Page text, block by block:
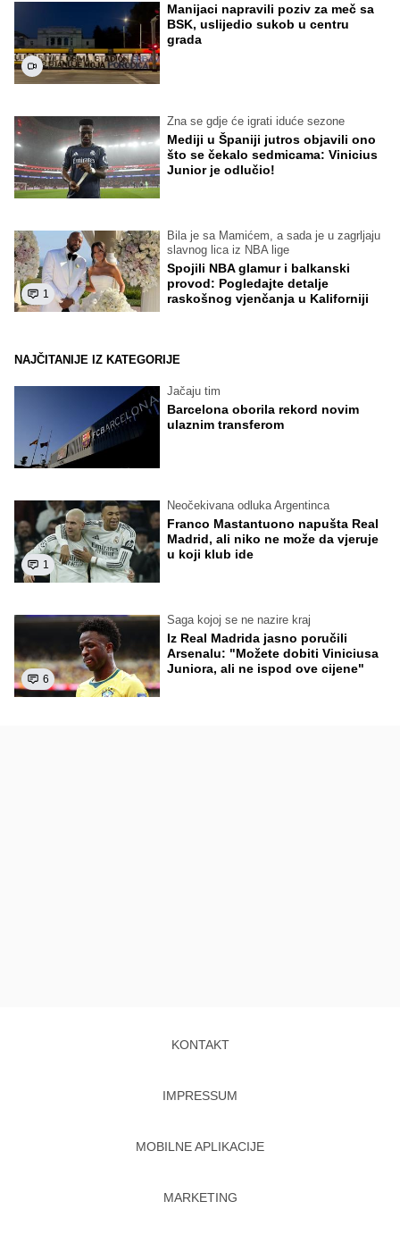
Manijaci napravili poziv za meč sa
BSK, uslijedio sukob u centru
grada
Zna se gdje će igrati iduće sezone
Mediji u Španiji jutros objavili ono
što se čekalo sedmicama: Vinicius
Junior je odlučio!
1
Bila je sa Mamićem, a sada je u zagrljaju
slavnog lica iz NBA lige
Spojili NBA glamur i balkanski
provod: Pogledajte detalje
raskošnog vjenčanja u Kaliforniji
NAJČITANIJE IZ KATEGORIJE
Jačaju tim
Barcelona oborila rekord novim
ulaznim transferom
1
Neočekivana odluka Argentinca
Franco Mastantuono napušta Real
Madrid, ali niko ne može da vjeruje
u koji klub ide
6
Saga kojoj se ne nazire kraj
Iz Real Madrida jasno poručili
Arsenalu: "Možete dobiti Viniciusa
Juniora, ali ne ispod ove cijene"
KONTAKT
IMPRESSUM
MOBILNE APLIKACIJE
MARKETING